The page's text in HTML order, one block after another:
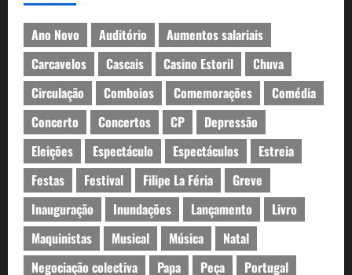
Ano Novo Auditório
Aumentos salariais
Carcavelos
Cascais Casino Estoril
Chuva
Circulação
Comboios Comemorações
Comédia
Concerto
Concertos CP
Depressão
Eleições
Espectáculo Espectáculos
Estreia
Festas
Festival Filipe La Féria
Greve
Inauguração
Inundações Lançamento
Livro
Maquinistas
Musical Música
Natal
Negociação colectiva
Papa Peça
Portugal